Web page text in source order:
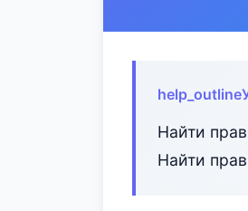
help_outline
Найти
Найти